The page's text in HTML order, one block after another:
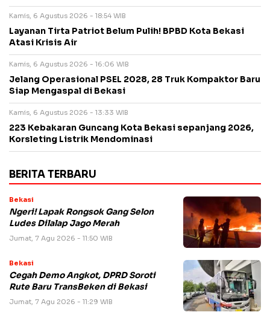
Kamis, 6 Agustus 2026 - 18:54 WIB
Layanan Tirta Patriot Belum Pulih! BPBD Kota Bekasi
Atasi Krisis Air
Kamis, 6 Agustus 2026 - 16:06 WIB
Jelang Operasional PSEL 2028, 28 Truk Kompaktor Baru
Siap Mengaspal di Bekasi
Kamis, 6 Agustus 2026 - 13:33 WIB
223 Kebakaran Guncang Kota Bekasi sepanjang 2026,
Korsleting Listrik Mendominasi
BERITA TERBARU
Bekasi
Ngeri! Lapak Rongsok Gang Selon
Ludes Dilalap Jago Merah
Jumat, 7 Agu 2026 - 11:50 WIB
Bekasi
Cegah Demo Angkot, DPRD Soroti
Rute Baru TransBeken di Bekasi
Jumat, 7 Agu 2026 - 11:29 WIB